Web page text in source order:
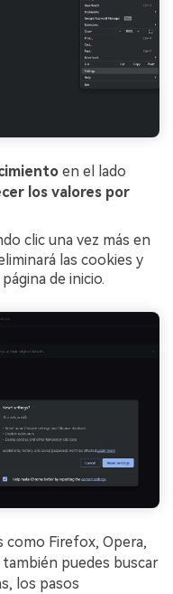
en el lado
los valores por
clic una vez más en
las cookies y
de inicio.
como Firefox, Opera,
puedes buscar
los pasos